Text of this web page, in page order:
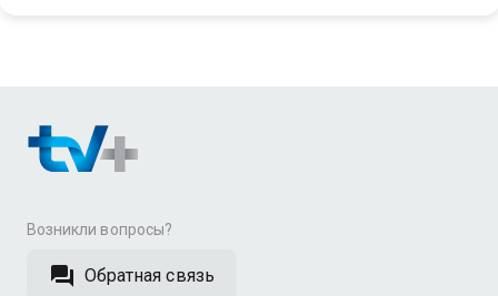
Возникли вопросы?
Обратная связь